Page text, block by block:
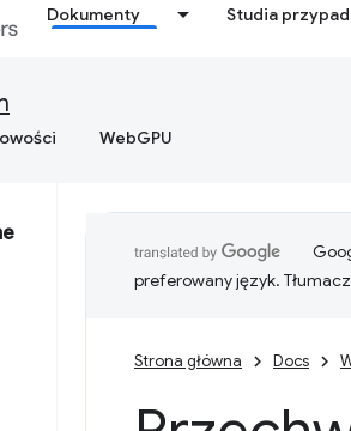
Dokumenty Studia
WebGPU
preferowany język.
Strona główna Docs